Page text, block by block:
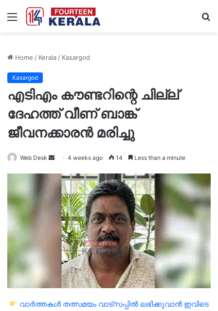
Menu
Home / Kerala/ Kasargod
Kasargod
എടിഎം കൗണ്ടറിന്റെ ചില്ല്
ദേഹത്ത് വീണ് ബാങ്ക്
ജീവനക്കാരൻ മരിച്ചു
Web Desk
Send
email
4 weeks ago 14 Less than a minute
വാർത്തകൾ തത്സമയം വാട്സപ്പിൽ ലഭിക്കുവാൻ ഇവിടെ